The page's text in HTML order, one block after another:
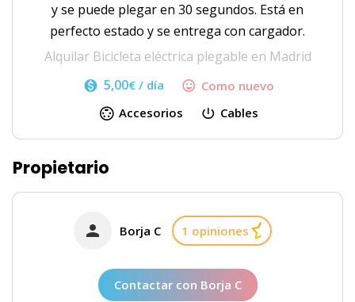
y se puede plegar en 30 segundos. Está en
perfecto estado y se entrega con cargador.
Alquilar Bicicleta eléctrica plegable en Madrid
5,00€/ día
Como nuevo
Accesorios
Cables
Propietario
Borja C 1 opiniones
Contactar con Borja C